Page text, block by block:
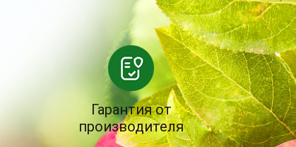
Гарантия от
производителя